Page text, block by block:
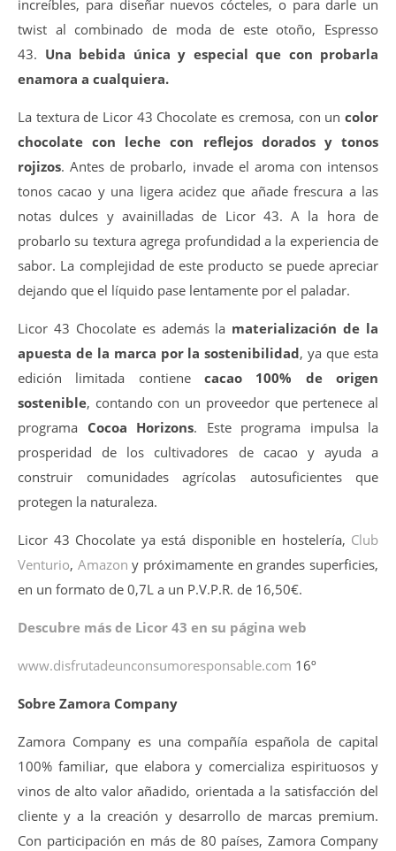
increíbles, para diseñar nuevos cócteles, o para darle un
twist al combinado de moda de este otoño, Espresso
43. Una bebida única y especial que con probarla
enamora a cualquiera.
La textura de Licor 43 Chocolate es cremosa, con un color
chocolate con leche con reflejos dorados y tonos
rojizos. Antes de probarlo, invade el aroma con intensos
tonos cacao y una ligera acidez que añade frescura a las
notas dulces y avainilladas de Licor 43. A la hora de
probarlo su textura agrega profundidad a la experiencia de
sabor. La complejidad de este producto se puede apreciar
dejando que el líquido pase lentamente por el paladar.
Licor 43 Chocolate es además la materialización de la
apuesta de la marca por la sostenibilidad, ya que esta
edición limitada contiene cacao 100% de origen
sostenible, contando con un proveedor que pertenece al
programa Cocoa Horizons. Este programa impulsa la
prosperidad de los cultivadores de cacao y ayuda a
construir comunidades agrícolas autosuficientes que
protegen la naturaleza.
Licor 43 Chocolate ya está disponible en hostelería, Club
Venturio, Amazon y próximamente en grandes superficies,
en un formato de 0,7L a un P.V.P.R. de 16,50€.
Descubre más de Licor 43 en su página web
www.disfrutadeunconsumoresponsable.com 16º
Sobre Zamora Company
Zamora Company es una compañía española de capital
100% familiar, que elabora y comercializa espirituosos y
vinos de alto valor añadido, orientada a la satisfacción del
cliente y a la creación y desarrollo de marcas premium.
Con participación en más de 80 países, Zamora Company